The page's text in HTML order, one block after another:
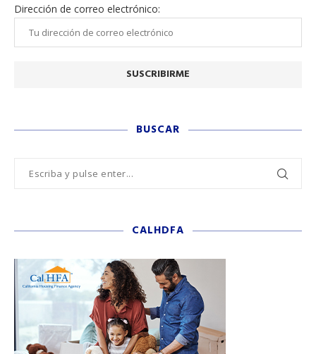
Dirección de correo electrónico:
BUSCAR
CALHDFA